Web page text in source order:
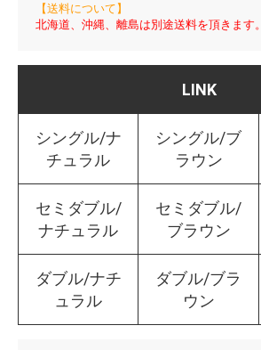
【送料について】
北海道、沖縄、離島は別途送料を頂きます。
LINK
シングル/ナ
チュラル
シングル/ブ
ラウン
セミダブル/
ナチュラル
セミダブル/
ブラウン
ダブル/ナチ
ュラル
ダブル/ブラ
ウン